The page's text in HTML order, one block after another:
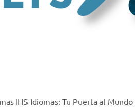
IHS Idiomas: Tu Puerta al